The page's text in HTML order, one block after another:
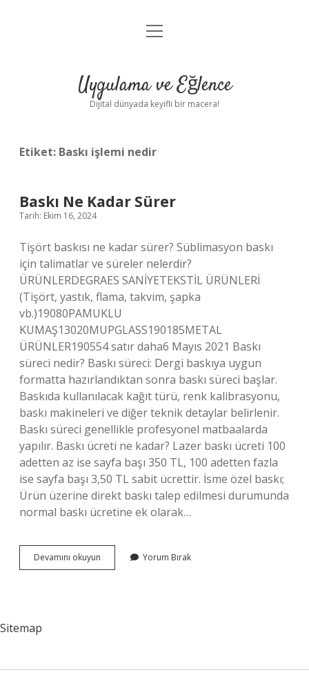
Anasayfa
Yasal Uyarı
menüyü
Uygulama ve Eğlence
Dijital dünyada keyifli bir macera!
Etiket: Baskı işlemi nedir
Baskı Ne Kadar Sürer
Tarih: Ekim 16, 2024
Tişört baskısı ne kadar sürer? Süblimasyon baskı
için talimatlar ve süreler nelerdir?
ÜRÜNLERDEGRAES SANİYETEKSTİL ÜRÜNLERİ
(Tişört, yastık, flama, takvim, şapka
vb.)19080PAMUKLU
KUMAŞ13020MUPGLASS190185METAL
ÜRÜNLER190554 satır daha6 Mayıs 2021 Baskı
süreci nedir? Baskı süreci: Dergi baskıya uygun
formatta hazırlandıktan sonra baskı süreci başlar.
Baskıda kullanılacak kağıt türü, renk kalibrasyonu,
baskı makineleri ve diğer teknik detaylar belirlenir.
Baskı süreci genellikle profesyonel matbaalarda
yapılır. Baskı ücreti ne kadar? Lazer baskı ücreti 100
adetten az ise sayfa başı 350 TL, 100 adetten fazla
ise sayfa başı 3,50 TL sabit ücrettir. İsme özel baskı;
Ürün üzerine direkt baskı talep edilmesi durumunda
normal baskı ücretine ek olarak…
Devamını okuyun
Ne
Yorum Bırak
Sitemap